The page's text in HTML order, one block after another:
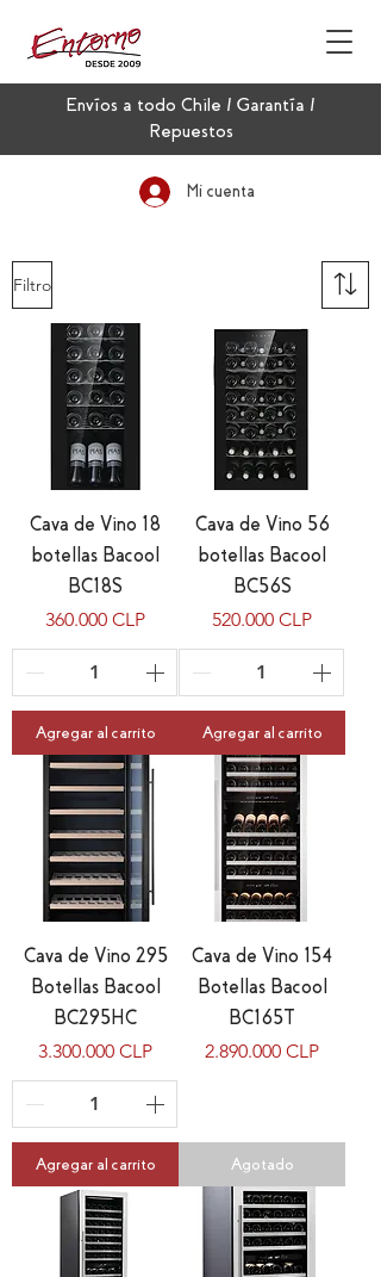
Envíos a todo Chile / Garantía /
Repuestos
Mi cuenta
Filtro
Cava de Vino 18
botellas Bacool
BC18S
Precio
360.000 CLP
Agregar al carrito
Cava de Vino 56
botellas Bacool
BC56S
Precio
520.000 CLP
Agregar al carrito
Cava de Vino 295
Botellas Bacool
BC295HC
Precio
3.300.000 CLP
Agregar al carrito
Cava de Vino 154
Botellas Bacool
BC165T
Precio
2.890.000 CLP
Agotado